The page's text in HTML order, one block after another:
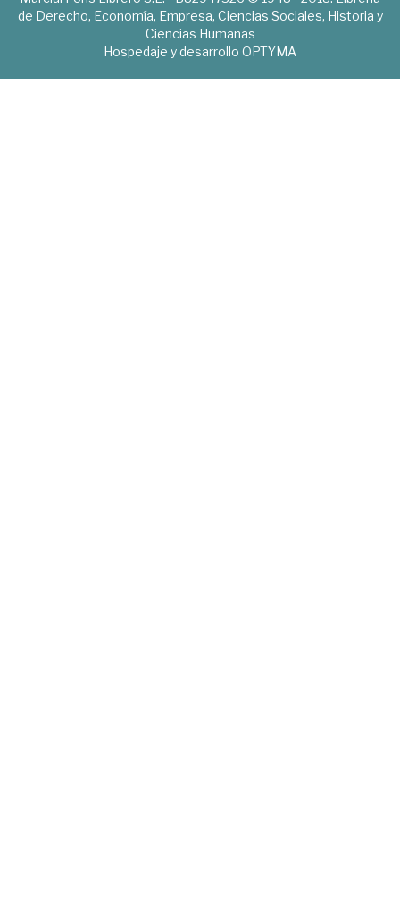
de Derecho, Economía, Empresa, Ciencias Sociales, Historia y
Ciencias Humanas
Hospedaje y desarrollo OPTYMA